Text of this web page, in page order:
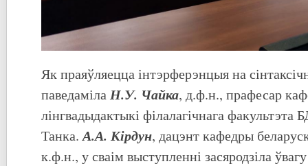
Як праяўляецца інтэрферэнцыя на
паведамілаН.У. Чайка, д.ф.н., прафесар
лінгвадыдактыкі філалагічнага
Танка.А.А. Кірдун, дацэнт кафедры
к.ф.н., у сваім выступленні засяродзіла